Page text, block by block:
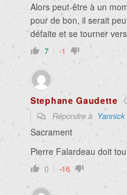
Alors peut-être à un
pour de bon, il serait
défaite et se tourner vers
7 -1
Stephane Gaudette
Répondre à Yannick
Sacrament
Pierre Falardeau doit
0 -16